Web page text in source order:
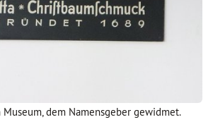
dem Namensgeber gewidmet.